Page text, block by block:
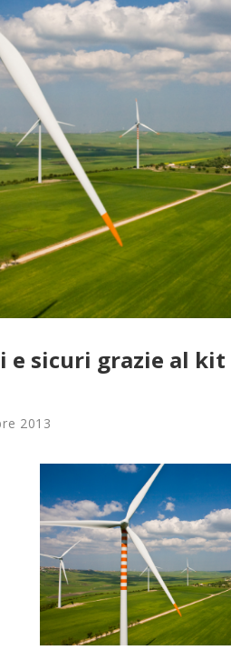
e sicuri grazie al
2013